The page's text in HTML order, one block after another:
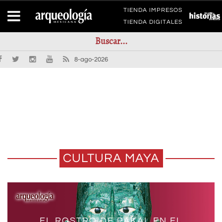
TIENDA IMPRESOS
TIENDA DIGITALES
8-ago-2026
CULTURA MAYA